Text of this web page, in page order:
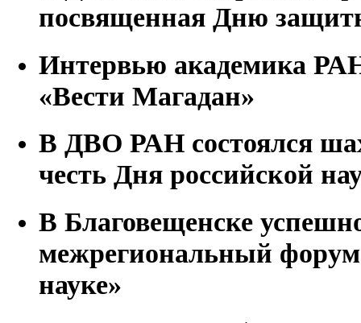
посвященная Дню
Интервью академика
«Вести Магадан»
В ДВО РАН состоялся
честь Дня российской
В Благовещенске
межрегиональный
науке»